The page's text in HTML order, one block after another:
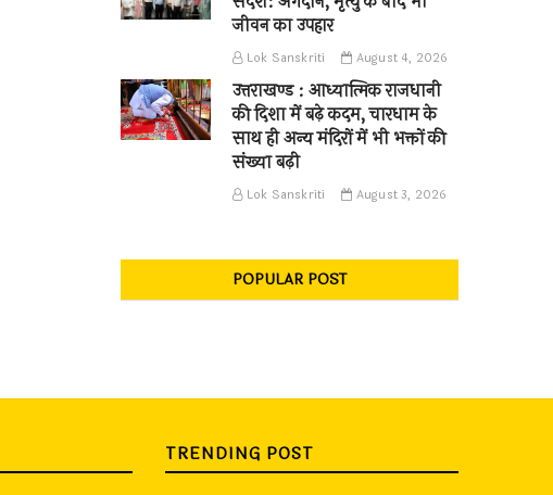
जीवन का उपहार
Lok Sanskriti August 4, 2026
उत्तराखण्ड : आध्यात्मिक राजधानी
की दिशा में बढ़े कदम, चारधाम के
साथ ही अन्य मंदिरों में भी भक्तों की
संख्या बढ़ी
Lok Sanskriti August 3, 2026
POPULAR POST
TRENDING POST